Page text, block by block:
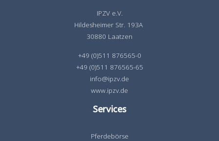
IPZV e.V.
Hildesheimer Str. 193A
30880 Laatzen
+49 (0)511 876565-0
+49 (0)511 876565-65
info@ipzv.de
www.ipzv.de
Services
Pferdebörse